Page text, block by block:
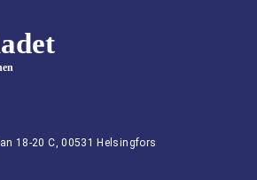
18-20 C, 00531 Helsingfors